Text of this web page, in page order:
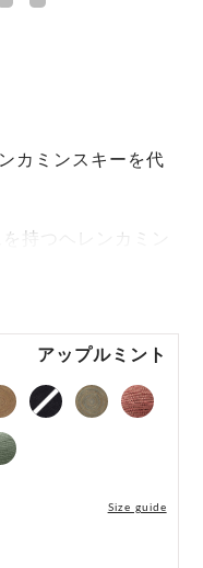
カミンスキーを代
持つヘレンカミン
もできる手撚りラ
璧な旅行アイテム
産のラフィアを
成までに3日以上
丁寧に編み上げる
更になります。
アップルミント
Size guide